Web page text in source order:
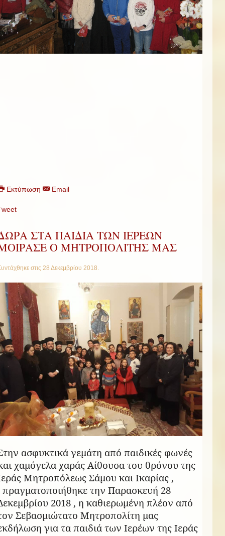
Εκτύπωση Email
ΣΤΑ ΠΑΙΔΙΑ ΤΩΝ ΙΕΡΕΩΝ
Ο ΜΗΤΡΟΠΟΛΙΤΗΣ ΜΑΣ
στις 28 Δεκεμβρίου 2018.
ασφυκτικά γεμάτη από παιδικές φωνές
χαμόγελα χαράς Αίθουσα του θρόνου της
Μητροπόλεως Σάμου και Ικαρίας ,
την Παρασκευή 28
2018 , η καθιερωμένη πλέον από
Σεβασμιώτατο Μητροπολίτη μας
για τα παιδιά των Ιερέων της Ιεράς